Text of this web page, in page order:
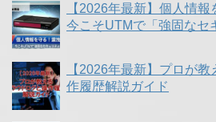
【2026年最新】個人情報
今こそUTMで「強固なセ
【2026年最新】プロが
作履歴解説ガイド